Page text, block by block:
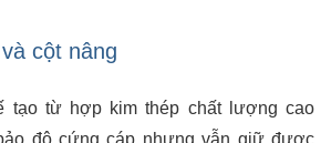
cột nâng
tạo từ hợp kim thép chất lượng cao
độ cứng cáp nhưng vẫn giữ được